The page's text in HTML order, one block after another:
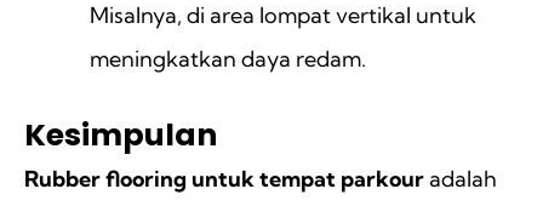
Misalnya, di area lompat vertikal untuk
meningkatkan daya redam.
Kesimpulan
Rubber flooring untuk tempat parkour adalah